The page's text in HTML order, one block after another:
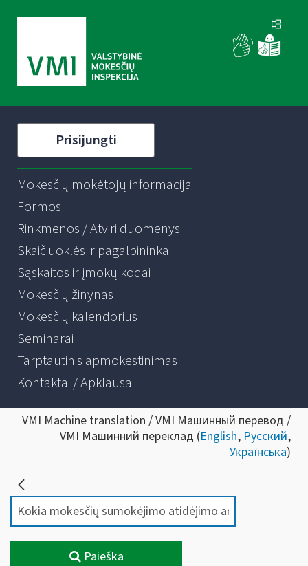
Prisijungti
Mokesčių mokėtojų informacija
Formos
Rinkmenos / Atviri duomenys
Skaičiuoklės ir pagalbininkai
Sąskaitos ir įmokų kodai
Mokesčių žinynas
Mokesčių kalendorius
Seminarai
Tarptautinis apmokestinimas
Kontaktai / Apklausa
VMI Machine translation / VMI Машинный перевод /
VMI Машинний переклад (English, Русский,
Українська)
Paieška